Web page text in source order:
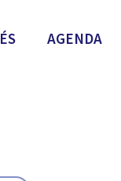
AGENDA